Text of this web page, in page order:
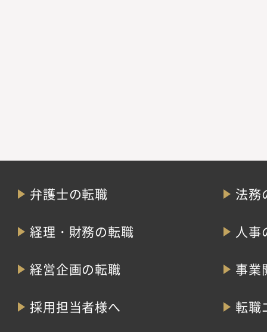
弁護士の転職 法務
経理・財務の転職 人事
経営企画の転職 事業
採用担当者様へ 転職